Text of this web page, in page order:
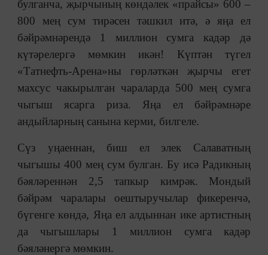
булганча, җырчының көндәлек «прайсы» 600 –
800 мең сум тирәсен тәшкил итә, ә яңа ел
бәйрәмнәрендә 1 миллион сумга кадәр дә
күтәрелергә мөмкин икән! Күптән түгел
«Татнефть-Арена»ны гөрләткән җырчы егет
махсус чакырылган чараларда 500 мең сумга
чыгыш ясарга риза. Яңа ел бәйрәмнәре
андыйларның санына керми, билгеле.
Сүз уңаеннан, биш ел элек Салаватның
чыгышы 400 мең сум булган. Бу исә Радикның
бәяләреннән 2,5 тапкыр кимрәк. Мондый
бәйрәм чаралары оештыручылар фикеренчә,
бүгенге көндә, Яңа ел алдыннан ике артистның
да чыгышлары 1 миллион сумга кадәр
бәяләнергә мөмкин.